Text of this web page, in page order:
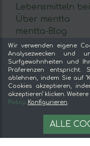
Lebensmitteln
Über mentta
mentta-Blog
Verkaufe auf
Loyalität
Häufig gestellte
Rechtliches
Impressum
Wir verwenden eigene
Analysezwecken
Surfgewohnheiten und
Präferenzen entspricht.
ablehnen, indem Sie auf
Cookies akzeptieren,
akzeptieren" klicken.
Policy. Konfigurieren.
ALLE